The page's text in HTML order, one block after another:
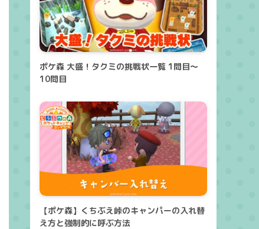
ポケ森 大盛！タクミの挑戦状一覧 1問目～
10問目
【ポケ森】くちぶえ峠のキャンパーの入れ替
え方と強制的に呼ぶ方法